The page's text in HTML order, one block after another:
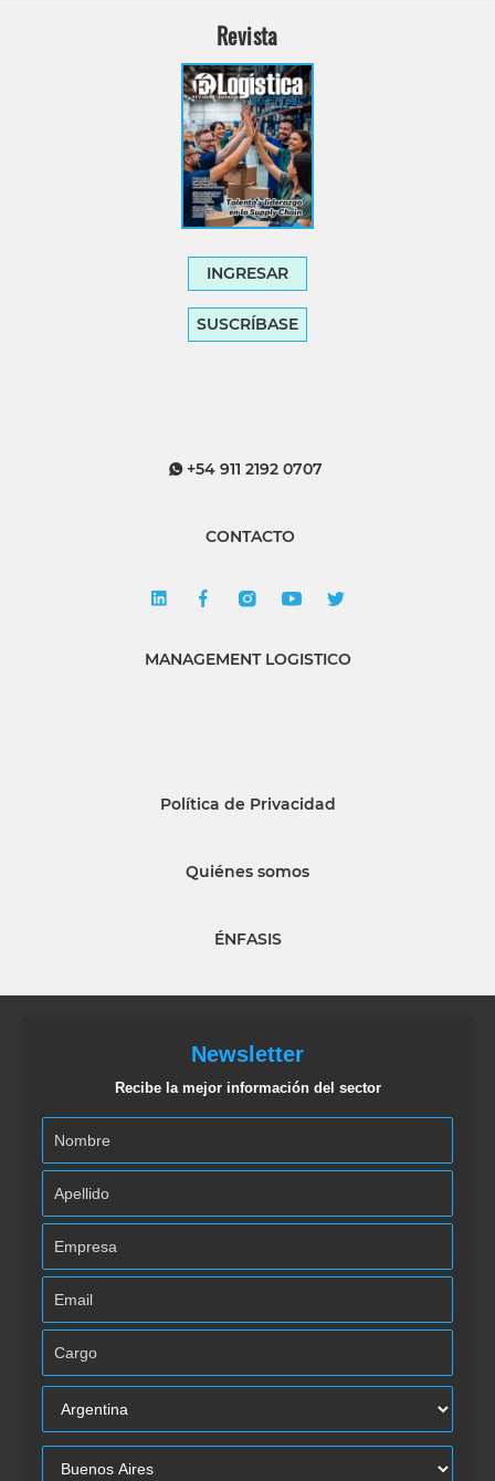
Revista
INGRESAR
SUSCRÍBASE
+54 911 2192 0707
CONTACTO
MANAGEMENT LOGISTICO
Política de Privacidad
Quiénes somos
ÉNFASIS
Newsletter
Recibe la mejor información del sector